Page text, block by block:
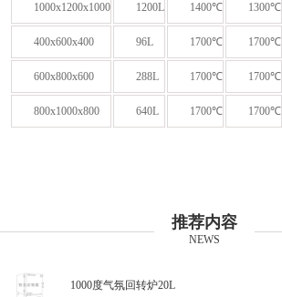
1000x1200x1000 1200L 1400℃ 1300℃
400x600x400 96L 1700℃ 1700℃
600x800x600 288L 1700℃ 1700℃
800x1000x800 640L 1700℃ 1700℃
推荐内容
NEWS
1000度气氛回转炉20L